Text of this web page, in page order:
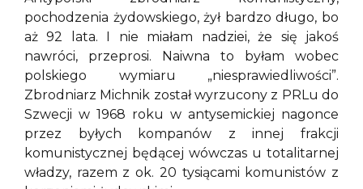
pochodzenia żydowskiego, żył bardzo długo, bo
aż 92 lata. I nie miałam nadziei, że się jakoś
nawróci, przeprosi. Naiwna to byłam wobec
polskiego wymiaru „niesprawiedliwości”.
Zbrodniarz Michnik został wyrzucony z PRLu do
Szwecji w 1968 roku w antysemickiej nagonce
przez byłych kompanów z innej frakcji
komunistycznej będącej wówczas u totalitarnej
władzy, razem z ok. 20 tysiącami komunistów z